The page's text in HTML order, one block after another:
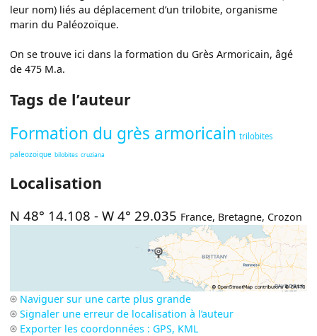
leur nom) liés au déplacement d’un trilobite, organisme
marin du Paléozoïque.
On se trouve ici dans la formation du Grès Armoricain, âgé
de 475 M.a.
Tags de l’auteur
Formation du grès armoricain trilobites
paleozoique bilobites cruziana
Localisation
N 48° 14.108 -W 4° 29.035 France, Bretagne, Crozon
Naviguer sur une carte plus grande
Signaler une erreur de localisation à l’auteur
Exporter les coordonnées : GPS, KML